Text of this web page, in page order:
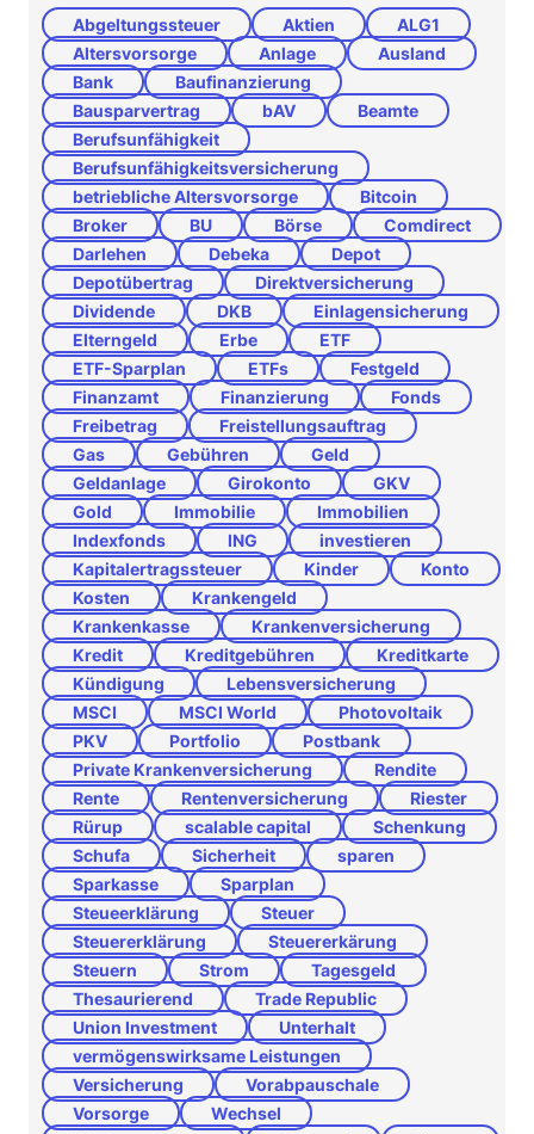
Abgeltungssteuer Aktien
ALG1
Altersvorsorge
Anlage
Ausland
Bank
Baufinanzierung
Bausparvertrag
bAV
Beamte
Berufsunfähigkeit
Berufsunfähigkeitsversicherung
betriebliche Altersvorsorge
Bitcoin
Broker
BU Börse
Comdirect
Darlehen
Debeka
Depot
Depotübertrag
Direktversicherung
Dividende
DKB
Einlagensicherung
Elterngeld
Erbe
ETF
ETF-Sparplan
ETFs
Festgeld
Finanzamt
Finanzierung
Fonds
Freibetrag
Freistellungsauftrag
Gas
Gebühren
Geld
Geldanlage
Girokonto
GKV
Gold
Immobilie
Immobilien
Indexfonds
ING
investieren
Kapitalertragssteuer
Kinder
Konto
Kosten
Krankengeld
Krankenkasse
Krankenversicherung
Kredit
Kreditgebühren
Kreditkarte
Kündigung
Lebensversicherung
MSCI
MSCI World
Photovoltaik
PKV
Portfolio
Postbank
Private Krankenversicherung
Rendite
Rente
Rentenversicherung
Riester
Rürup
scalable capital
Schenkung
Schufa
Sicherheit
sparen
Sparkasse
Sparplan
Steueerklärung
Steuer
Steuererklärung
Steuererkärung
Steuern
Strom
Tagesgeld
Thesaurierend
Trade Republic
Union Investment
Unterhalt
vermögenswirksame Leistungen
Versicherung
Vorabpauschale
Vorsorge
Wechsel